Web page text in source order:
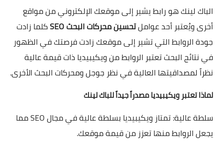
الباك لينك هو رابط يشير إلى موقعك الإلكتروني من مواقع
أخرى ويُعتبر أحد عواملتحسين محركات البحث SEO
كلما زادت
جودة الروابط التي تشير إلى موقعك زادت فرصتك في الظهور
في نتائج البحث تعتبر الروابط من ويكيبيديا ذات قيمة عالية
نظراً لمصداقيتها العالية في نظر جوجل ومحركات البحث الأخرى.
لماذا تعتبر ويكيبيديا مصدراً جيداً للباك لينك
سلطة عالية: تمتاز ويكيبيديا بسلطة عالية في مجال SEO مما
يجعل الروابط منها تعزز من قيمة موقعك.